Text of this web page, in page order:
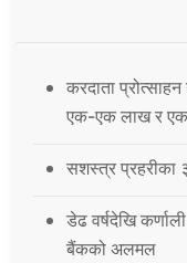
करदाता
एक-एक लाख र एक
सशस्त्र प्रहरीका
डेढ वर्षदेखि
बैंकको अलमल